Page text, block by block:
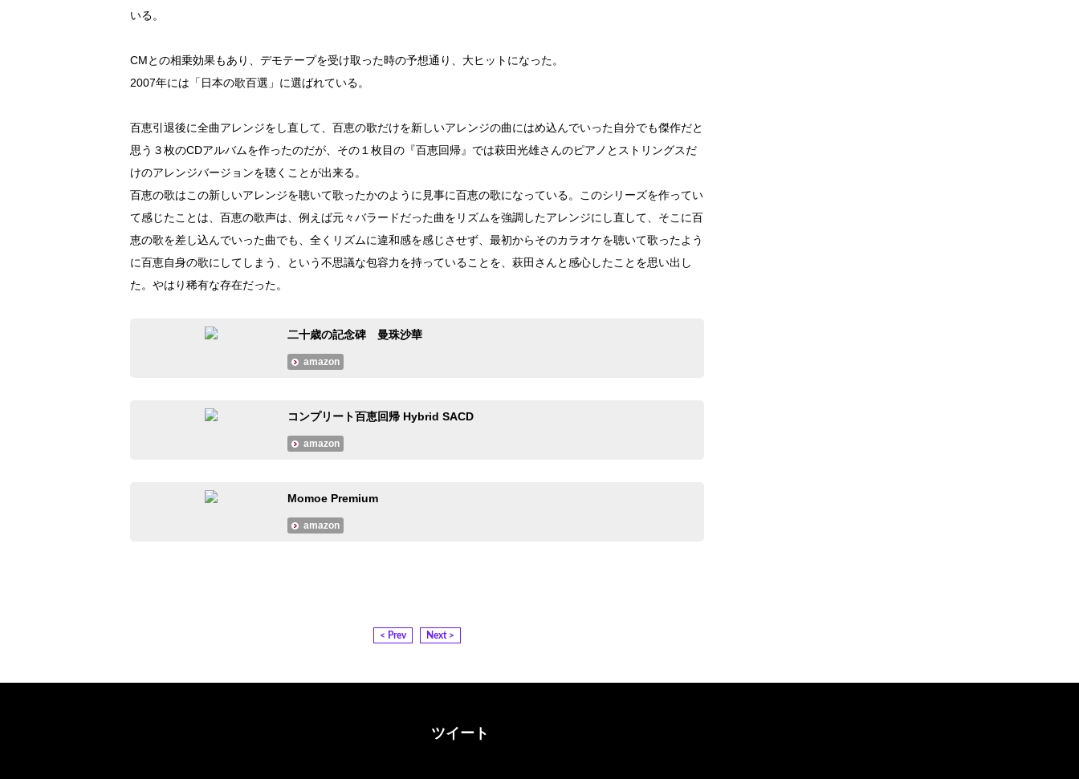
いる。
CMとの相乗効果もあり、デモテープを受け取った時の予想通り、大ヒットになった。
2007年には「日本の歌百選」に選ばれている。
百恵引退後に全曲アレンジをし直して、百恵の歌だけを新しいアレンジの曲にはめ込んでいった自分でも傑作だと
思う３枚のCDアルバムを作ったのだが、その１枚目の『百恵回帰』では萩田光雄さんのピアノとストリングスだ
けのアレンジバージョンを聴くことが出来る。
百恵の歌はこの新しいアレンジを聴いて歌ったかのように見事に百恵の歌になっている。このシリーズを作ってい
て感じたことは、百恵の歌声は、例えば元々バラードだった曲をリズムを強調したアレンジにし直して、そこに百
恵の歌を差し込んでいった曲でも、全くリズムに違和感を感じさせず、最初からそのカラオケを聴いて歌ったよう
に百恵自身の歌にしてしまう、という不思議な包容力を持っていることを、萩田さんと感心したことを思い出し
た。やはり稀有な存在だった。
二十歳の記念碑 曼珠沙華
amazon
コンプリート百恵回帰 Hybrid SACD
amazon
Momoe Premium
amazon
< Prev Next >
ツイート